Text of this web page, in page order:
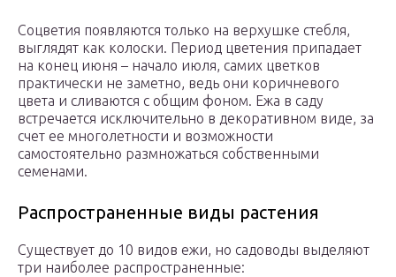
Соцветия появляются только на верхушке стебля,
выглядят как колоски. Период цветения припадает
на конец июня – начало июля, самих цветков
практически не заметно, ведь они коричневого
цвета и сливаются с общим фоном. Ежа в саду
встречается исключительно в декоративном виде, за
счет ее многолетности и возможности
самостоятельно размножаться собственными
семенами.
Распространенные виды растения
Существует до 10 видов ежи, но садоводы выделяют
три наиболее распространенные: